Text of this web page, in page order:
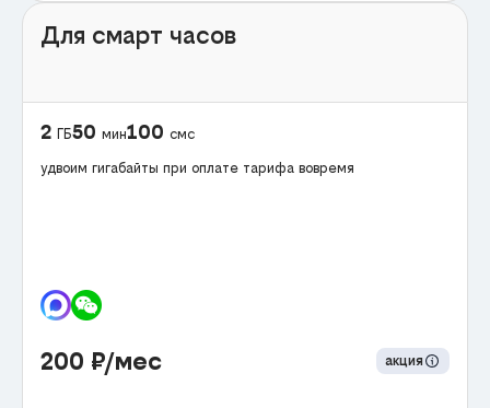
Для смарт часов
2 ГБ50 мин100 смс
удвоим гигабайты при оплате тарифа вовремя
200 ₽/мес акция